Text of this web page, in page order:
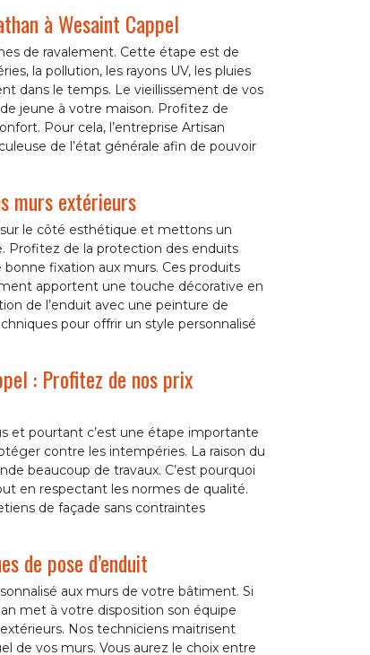
à Wesaint Cappel
de ravalement. Cette étape est de
la pollution, les rayons UV, les pluies
dans le temps. Le vieillissement de vos
jeune à votre maison. Profitez de
Pour cela, l’entreprise Artisan
de l’état générale afin de pouvoir
murs extérieurs
le côté esthétique et mettons un
Profitez de la protection des enduits
fixation aux murs. Ces produits
apportent une touche décorative en
de l’enduit avec une peinture de
pour offrir un style personnalisé
: Profitez de nos prix
et pourtant c’est une étape importante
contre les intempéries. La raison du
beaucoup de travaux. C’est pourquoi
en respectant les normes de qualité.
de façade sans contraintes
de pose d’enduit
aux murs de votre bâtiment. Si
met à votre disposition son équipe
Nos techniciens maitrisent
de vos murs. Vous aurez le choix entre